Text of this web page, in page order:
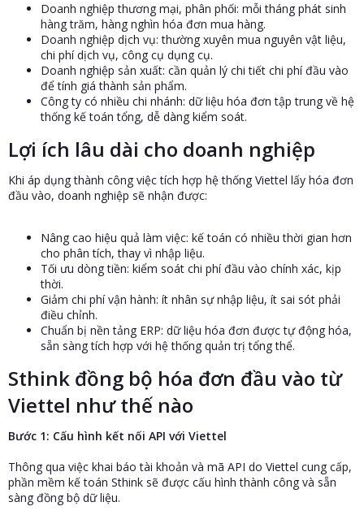
Doanh nghiệp thương mại, phân phối: mỗi tháng phát sinh
hàng trăm, hàng nghìn hóa đơn mua hàng.
Doanh nghiệp dịch vụ: thường xuyên mua nguyên vật liệu,
chi phí dịch vụ, công cụ dụng cụ.
Doanh nghiệp sản xuất: cần quản lý chi tiết chi phí đầu vào
để tính giá thành sản phẩm.
Công ty có nhiều chi nhánh: dữ liệu hóa đơn tập trung về hệ
thống kế toán tổng, dễ dàng kiểm soát.
Lợi ích lâu dài cho doanh nghiệp
Khi áp dụng thành công việc tích hợp hệ thống Viettel lấy hóa đơn
đầu vào, doanh nghiệp sẽ nhận được:
Nâng cao hiệu quả làm việc: kế toán có nhiều thời gian hơn
cho phân tích, thay vì nhập liệu.
Tối ưu dòng tiền: kiểm soát chi phí đầu vào chính xác, kịp
thời.
Giảm chi phí vận hành: ít nhân sự nhập liệu, ít sai sót phải
điều chỉnh.
Chuẩn bị nền tảng ERP: dữ liệu hóa đơn được tự động hóa,
sẵn sàng tích hợp với hệ thống quản trị tổng thể.
Sthink đồng bộ hóa đơn đầu vào từ
Viettel như thế nào
Bước 1: Cấu hình kết nối API với Viettel
Thông qua việc khai báo tài khoản và mã API do Viettel cung cấp,
phần mềm kế toán Sthink sẽ được cấu hình thành công và sẵn
sàng đồng bộ dữ liệu.